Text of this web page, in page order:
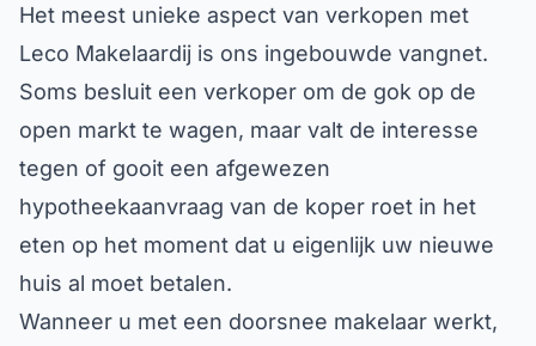
Het meest unieke aspect van verkopen met
Leco Makelaardij is ons ingebouwde vangnet.
Soms besluit een verkoper om de gok op de
open markt te wagen, maar valt de interesse
tegen of gooit een afgewezen
hypotheekaanvraag van de koper roet in het
eten op het moment dat u eigenlijk uw nieuwe
huis al moet betalen.
Wanneer u met een doorsnee makelaar werkt,